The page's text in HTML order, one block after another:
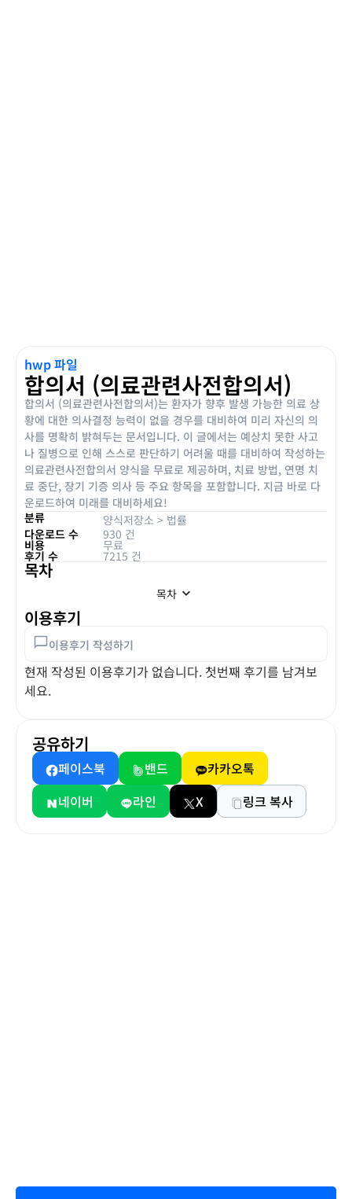
hwp 파일
합의서 (의료관련사전합의서)
합의서 (의료관련사전합의서)는 환자가 향후 발생 가능한 의료 상
황에 대한 의사결정 능력이 없을 경우를 대비하여 미리 자신의 의
사를 명확히 밝혀두는 문서입니다. 이 글에서는 예상치 못한 사고
나 질병으로 인해 스스로 판단하기 어려울 때를 대비하여 작성하는
의료관련사전합의서 양식을 무료로 제공하며, 치료 방법, 연명 치
료 중단, 장기 기증 의사 등 주요 항목을 포함합니다. 지금 바로 다
운로드하여 미래를 대비하세요!
분류
양식저장소 > 법률
다운로드 수
930 건
비용 무료
후기 수 7215 건
목차
목차
이용후기
이용후기 작성하기
현재 작성된 이용후기가 없습니다. 첫번째 후기를 남겨보
세요.
공유하기
페이스북 밴드
카카오톡
네이버
라인 X 링크 복사